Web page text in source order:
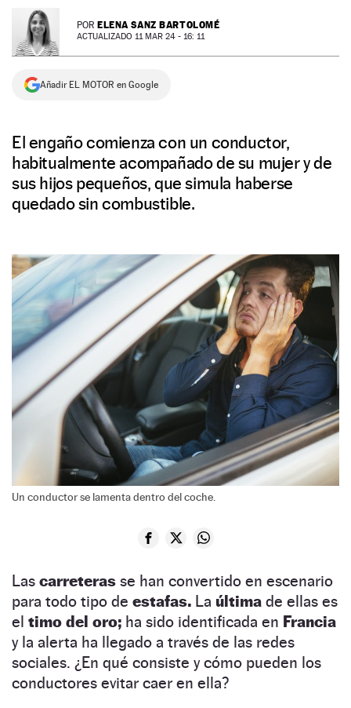
NEWSLETTER POR ELENA SANZ BARTOLOMÉ
ACTUALIZADO 11 MAR 24 - 16: 11
Añadir EL MOTOR en Google
El engaño comienza con un conductor,
habitualmente acompañado de su mujer y de
sus hijos pequeños, que simula haberse
quedado sin combustible.
Un conductor se lamenta dentro del coche.
Las carreteras se han convertido en escenario
para todo tipo de estafas. La última de ellas es
el timo del oro; ha sido identificada en Francia
y la alerta ha llegado a través de las redes
sociales. ¿En qué consiste y cómo pueden los
conductores evitar caer en ella?